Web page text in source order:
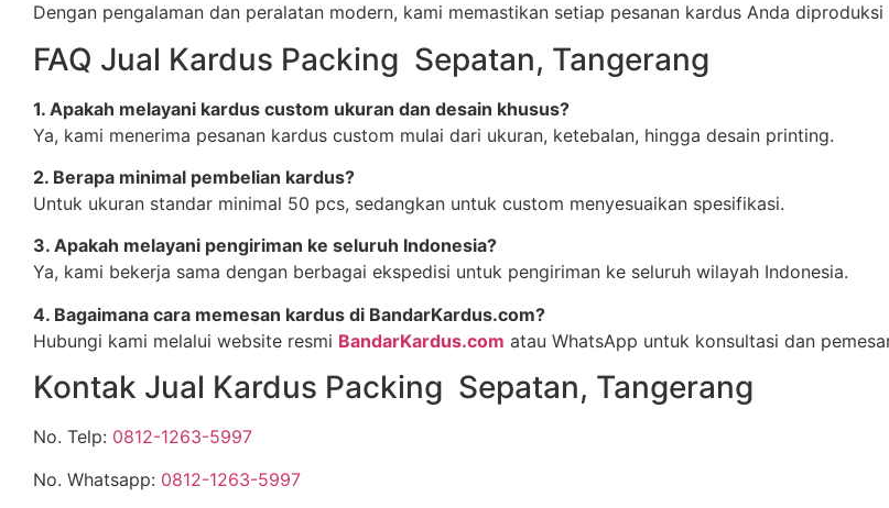
Dengan pengalaman dan peralatan modern, kami memastikan setiap pesanan kardus Anda
FAQ Jual Kardus Packing Sepatan, Tangerang
1. Apakah melayani kardus custom ukuran dan desain khusus?
Ya, kami menerima pesanan kardus custom mulai dari ukuran, ketebalan, hingga desain printing.
2. Berapa minimal pembelian kardus?
Untuk ukuran standar minimal 50 pcs, sedangkan untuk custom menyesuaikan spesifikasi.
3. Apakah melayani pengiriman ke seluruh Indonesia?
Ya, kami bekerja sama dengan berbagai ekspedisi untuk pengiriman ke seluruh wilayah Indonesia.
4. Bagaimana cara memesan kardus di BandarKardus.com?
Hubungi kami melalui website resmi BandarKardus.com atau WhatsApp untuk konsultasi dan
Kontak Jual Kardus Packing Sepatan, Tangerang
No. Telp: 0812-1263-5997
No. Whatsapp: 0812-1263-5997